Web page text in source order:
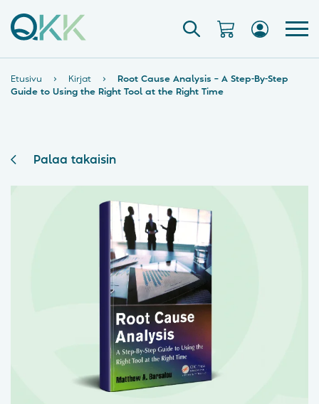
Etusivu › Kirjat ›
Root Cause Analysis – A Step-By-Step
Guide to Using the Right Tool at the Right Time
Palaa takaisin